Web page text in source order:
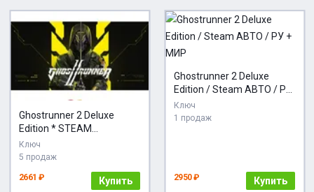
Ghostrunner 2 Deluxe
Edition * STEAM
АВТОДОСТАВКА
Ключ
5 продаж
2661 ₽ Купить
Ghostrunner 2 Deluxe
Edition / Steam АВТО / РУ
+ МИР
Ключ
1 продаж
2950 ₽ Купить